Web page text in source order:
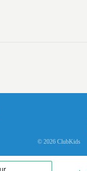
© 2026 ClubKids